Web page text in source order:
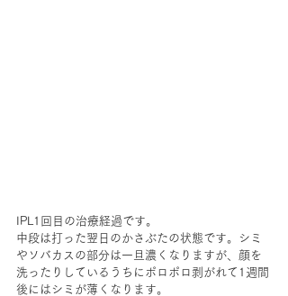
IPL1回目の治療経過です。
中段は打った翌日のかさぶたの状態です。シミ
やソバカスの部分は一旦濃くなりますが、顔を
洗ったりしているうちにポロポロ剥がれて1週間
後にはシミが薄くなります。